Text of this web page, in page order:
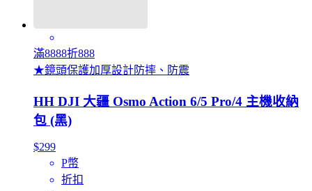
滿8888折888
★鏡頭保護加厚設計防摔、防震
HH DJI 大疆 Osmo Action 6/5 Pro/4 主機收納
包 (黑)
$299
P幣
折扣